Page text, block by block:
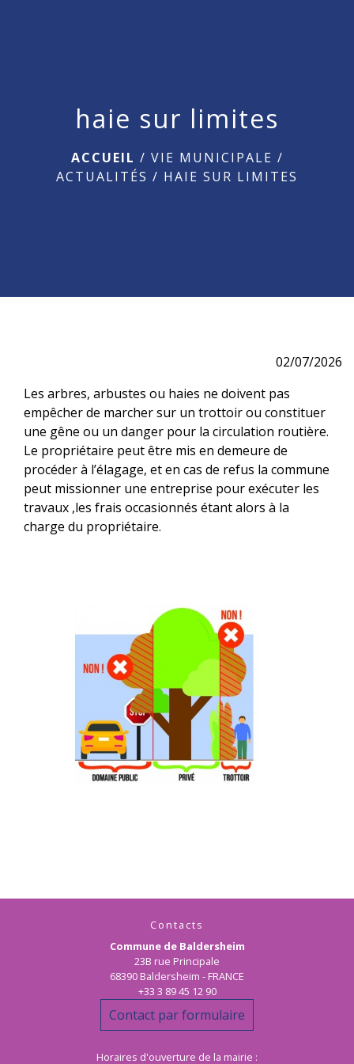
haie sur limites
ACCUEIL / VIE MUNICIPALE /
ACTUALITÉS / HAIE SUR LIMITES
02/07/2026
Les arbres, arbustes ou haies ne doivent pas
empêcher de marcher sur un trottoir ou constituer
une gêne ou un danger pour la circulation routière.
Le propriétaire peut être mis en demeure de
procéder à l’élagage, et en cas de refus la commune
peut missionner une entreprise pour exécuter les
travaux ,les frais occasionnés étant alors à la
charge du propriétaire.
Contacts
Commune de Baldersheim
23B rue Principale
68390 Baldersheim - FRANCE
+33 3 89 45 12 90
Contact par formulaire
Horaires d'ouverture de la mairie :